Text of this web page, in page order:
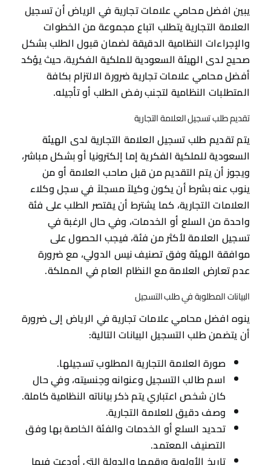
يبين افضل محامي علامات تجارية في الرياض أن تسجيل
العلامة التجارية يتطلب اتباع مجموعة من الخطوات
والإجراءات النظامية الدقيقة لضمان قبول الطلب بشكل
صحيح لدى الهيئة السعودية للملكية الفكرية، حيث يؤكد
أفضل محامي علامات تجارية ضرورة الالتزام بكافة
المتطلبات النظامية لتجنب رفض الطلب أو تأجيله.
تقديم طلب تسجيل العلامة التجارية
يتم تقديم طلب تسجيل العلامة التجارية لدى الهيئة
السعودية للملكية الفكرية إما إلكترونيا أو بشكل مباشر،
ويجوز أن يتم التقديم من قبل صاحب العلامة أو من
ينوب عنه بشرط أن يكون وكيلاً مسجلاً في سجل وكلاء
العلامات التجارية، كما يشترط أن يقتصر الطلب على فئة
واحدة من السلع أو الخدمات، وفي حال الرغبة في
تسجيل العلامة لأكثر من فئة، فيجب الحصول على
موافقة الهيئة وفق تصنيف نيس الدولي، مع ضرورة
عدم تعارض العلامة مع النظام العام في المملكة.
البيانات المطلوبة في طلب التسجيل
ينوه افضل محامي علامات تجارية في الرياض إلى ضرورة
أن يتضمن طلب التسجيل البيانات التالية:
صورة العلامة التجارية المطلوب تسجيلها.
اسم طالب التسجيل وعنوانه وجنسيته، وفي حال
كان شخص اعتباري يتم ذكر بياناته النظامية كاملة.
وصف دقيق للعلامة التجارية.
تحديد السلع أو الخدمات والفئة الخاصة بها وفق
التصنيف المعتمد.
تاريخ الأولوية ورقمها والدولة التي أودعت فيها